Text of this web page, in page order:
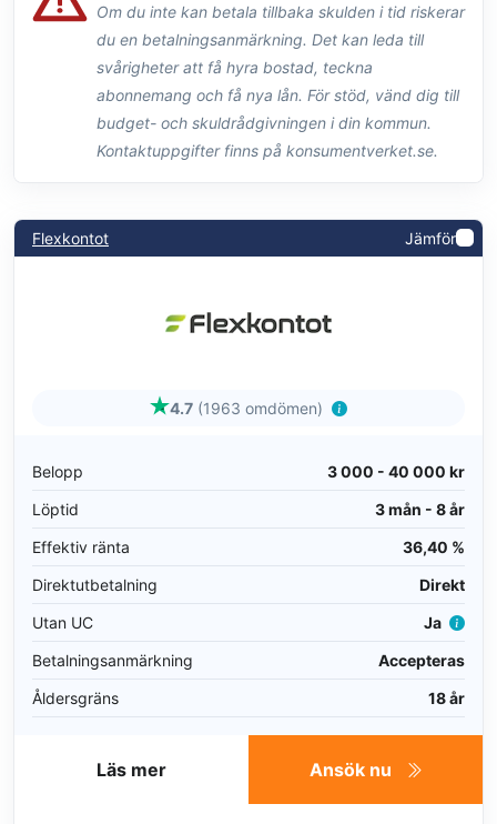
Om du inte kan betala tillbaka skulden i tid riskerar
du en betalningsanmärkning. Det kan leda till
svårigheter att få hyra bostad, teckna
abonnemang och få nya lån. För stöd, vänd dig till
budget- och skuldrådgivningen i din kommun.
Kontaktuppgifter finns på konsumentverket.se.
Flexkontot Jämför
4.7 (1963 omdömen)
Belopp
3 000 - 40 000 kr
Löptid
3 mån - 8 år
Effektiv ränta
36,40 %
Direktutbetalning
Direkt
Utan UC
Ja
Betalningsanmärkning
Accepteras
Åldersgräns
18 år
Ansök nu
Läs mer